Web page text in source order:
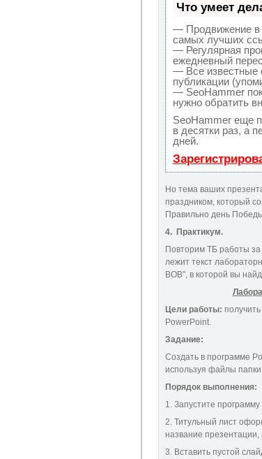
Что умеет
— Продвижение в
самых лучших
— Регулярная
ежедневный
— Все известные
публикации
— SeoHammer
нужно обратить
SeoHammer еще
в десятки раз, а
дней.
Но тема ваших
праздником, который
Правильно день
4. Практикум.
Повторим ТБ работы
лежит текст
ВОВ", в которой вы
Цели работы:
PowerPoint.
Задание:
Создать в программе
используя файлы
Порядок выполнения:
1. Запустите
2. Титульный лист
название презентации,
3. Вставить пустой